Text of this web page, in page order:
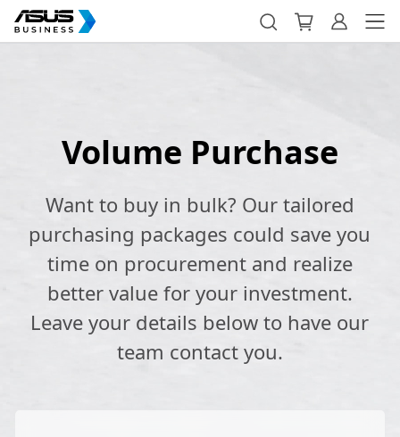
Volume Purchase
Want to buy in bulk? Our tailored
purchasing packages could save you
time on procurement and realize
better value for your investment.
Leave your details below to have our
team contact you.